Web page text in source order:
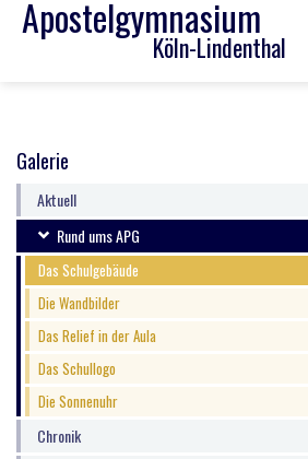
Apostelgymnasium
Köln-Lindenthal
Galerie
Aktuell
Rund ums APG
Das Schulgebäude
Die Wandbilder
Das Relief in der Aula
Das Schullogo
Die Sonnenuhr
Chronik